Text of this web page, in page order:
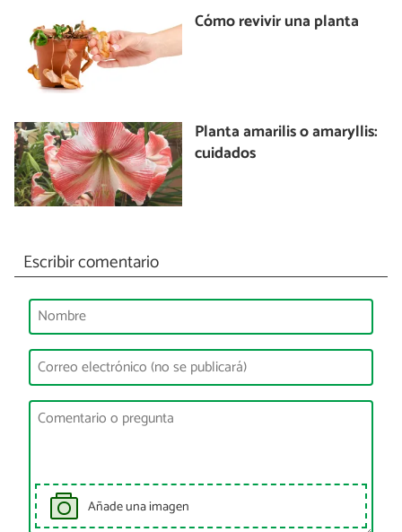
Cómo revivir una planta
Planta amarilis o amaryllis:
cuidados
Escribir comentario
Añade una imagen